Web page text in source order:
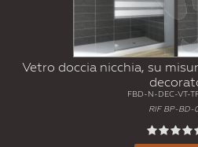
Vetro doccia nicchia, su
FBD-N-DEC-VT-
RIF BP-BD-